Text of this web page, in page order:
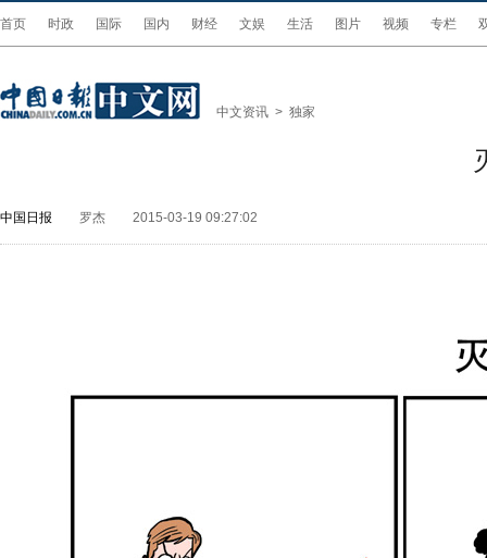
首页 时政 国际 国内 财经 文娱 生活 图片 视频 专栏
中文资讯 > 独家
中国日报 罗杰 2015-03-19 09:27:02